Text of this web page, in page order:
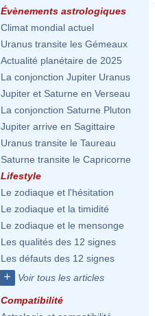
Évènements astrologiques
Climat mondial actuel
Uranus transite les Gémeaux
Actualité planétaire de 2025
La conjonction Jupiter Uranus
Jupiter et Saturne en Verseau
La conjonction Saturne Pluton
Jupiter arrive en Sagittaire
Uranus transite le Taureau
Saturne transite le Capricorne
Lifestyle
Le zodiaque et l'hésitation
Le zodiaque et la timidité
Le zodiaque et le mensonge
Les qualités des 12 signes
Les défauts des 12 signes
+ Voir tous les articles
Compatibilité